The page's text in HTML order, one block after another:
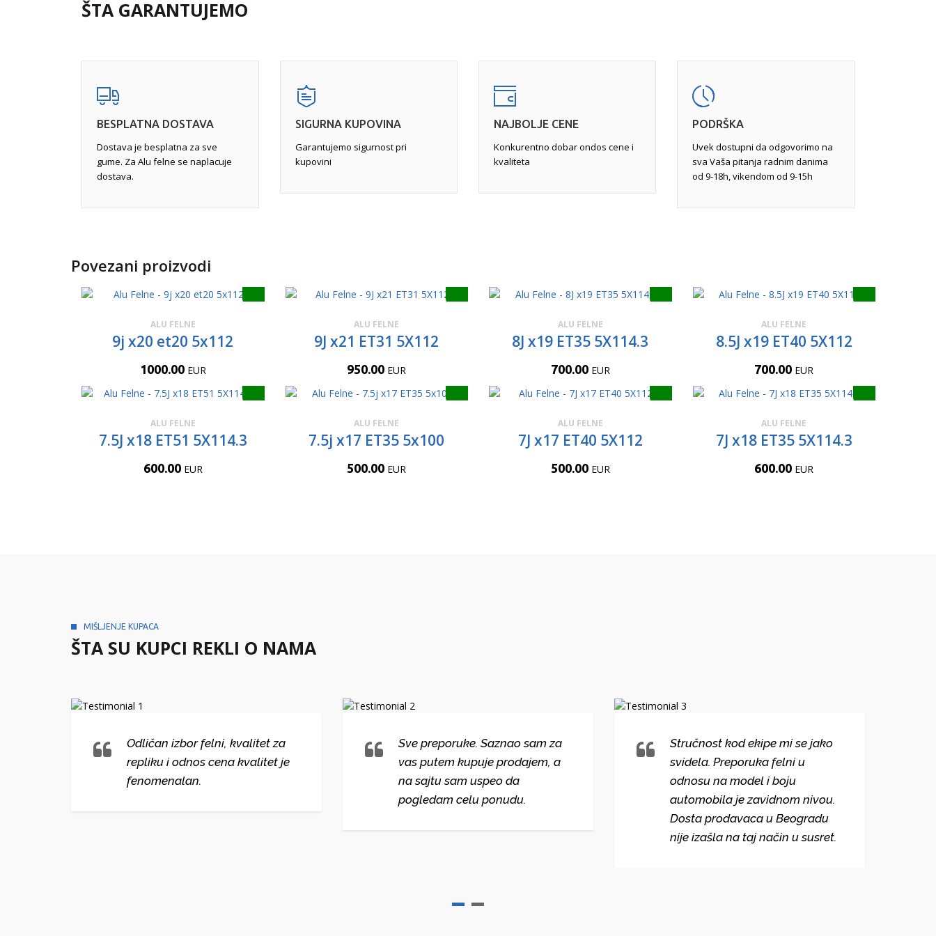
na mašinu. Razlog je taj što se većina iskrivljenja javlja na unutrašnjoj strani
ciljem stvaranja savršene završnice, mašinsku obradu za popravku svih
na određenoj temperaturi.
ukoliko je moguća, se vršizavarivanjem tungsten inertnim gasom
ŠTA GARANTUJEMO
BESPLATNA DOSTAVA
Dostava je besplatna za sve
gume. Za Alu felne se naplacuje
dostava.
SIGURNA KUPOVINA
Garantujemo sigurnost pri
kupovini
NAJBOLJE CENE
Konkurentno dobar ondos cene i
kvaliteta
PODRŠKA
Uvek dostupni da odgovorimo na
sva Vaša pitanja radnim danima
od 9-18h, vikendom od 9-15h
Povezani proizvodi
ALU FELNE
9j x20 et20 5x112
1000.00 EUR
ALU FELNE
9J x21 ET31 5X112
950.00 EUR
ALU FELNE
8J x19 ET35 5X114.3
700.00 EUR
ALU FELNE
8.5J x19 ET40 5X112
700.00 EUR
ALU FELNE
7.5J x18 ET51 5X114.3
600.00 EUR
ALU FELNE
7.5j x17 ET35 5x100
500.00 EUR
ALU FELNE
7J x17 ET40 5X112
500.00 EUR
ALU FELNE
7J x18 ET35 5X114.3
600.00 EUR
MIŠLJENJE KUPACA
ŠTA SU KUPCI REKLI O NAMA
Odličan izbor felni, kvalitet za
repliku i odnos cena kvalitet je
fenomenalan.
Sve preporuke. Saznao sam za
vas putem kupuje prodajem, a
na sajtu sam uspeo da
pogledam celu ponudu.
Stručnost kod ekipe mi se jako
svidela. Preporuka felni u
odnosu na model i boju
automobila je zavidnom nivou.
Dosta prodavaca u Beogradu
nije izašla na taj način u susret.